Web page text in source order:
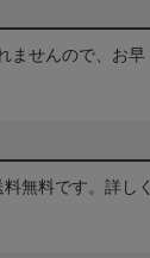
ませんので、お早
無料です。詳しく